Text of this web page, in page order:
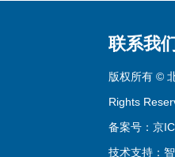
联系我
版权所有 ©
Rights
备案号：京
技术支持：